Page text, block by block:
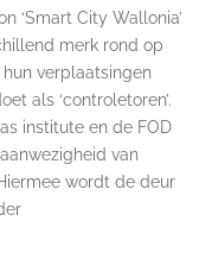
‘Smart City Wallonia’
merk rond op
verplaatsingen
als ‘controletoren’.
institute en de FOD
van
wordt de deur